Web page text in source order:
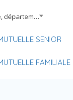
Ville, département, région
SENIOR
FAMILIALE